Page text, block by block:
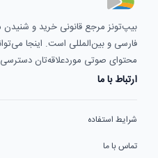
بیپ‌تونز مرجع قانونی خرید و
فارسی و بین‌المللی است. اینجا
محتوای صوتی موردعلاقه‌تان
ارتباط با ما
شرایط استفاده
تماس با ما